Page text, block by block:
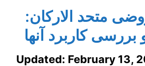
متحد الارکان:
کاربرد آنها
Updated: February 13,